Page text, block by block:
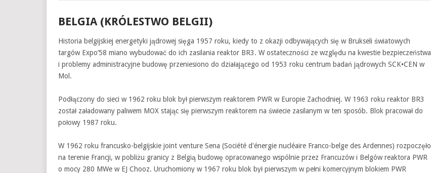
BELGIA (KRÓLESTWO BELGII)
Historia belgijskiej energetyki jądrowej sięga 1957 roku, kiedy to z okazji odbywających się w Brukseli światowych
targów Expo’58 miano wybudować do ich zasilania reaktor BR3. W ostateczności ze względu na kwestie bezpieczeństwa
i problemy administracyjne budowę przeniesiono do działającego od 1953 roku centrum badań jądrowych SCK•CEN w
Mol.
Podłączony do sieci w 1962 roku blok był pierwszym reaktorem PWR w Europie Zachodniej. W 1963 roku reaktor BR3
został załadowany paliwem MOX stając się pierwszym reaktorem na świecie zasilanym w ten sposób. Blok pracował do
połowy 1987 roku.
W 1962 roku francusko-belgijskie joint venture Sena (Société d'énergie nucléaire Franco-belge des Ardennes) rozpoczęło
na terenie Francji, w pobliżu granicy z Belgią budowę opracowanego wspólnie przez Francuzów i Belgów reaktora PWR
o mocy 280 MWe w EJ Chooz. Uruchomiony w 1967 roku blok był pierwszym w pełni komercyjnym blokiem PWR